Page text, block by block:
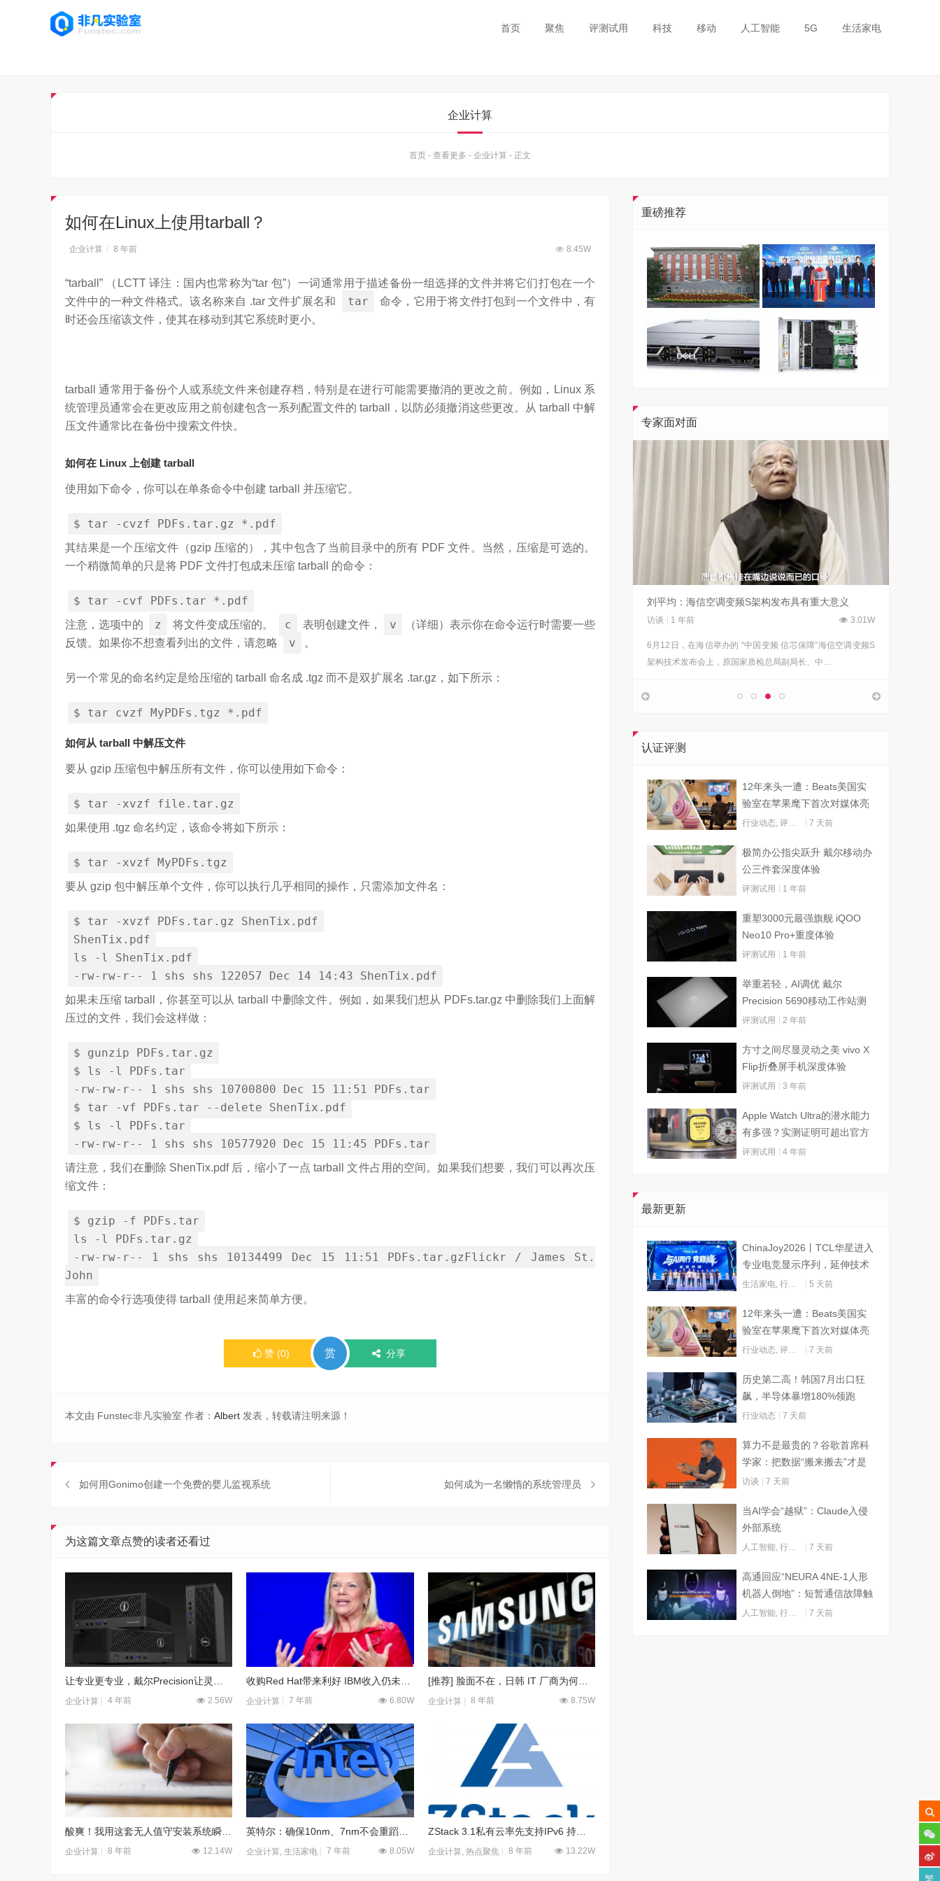
首页 聚焦 评测试用 科技 移动 人工智能 5G 生活家电
企业计算
首页 - 查看更多 - 企业计算 - 正文
如何在Linux上使用tarball？
企业计算 8 年前 8.45W
“tarball” （LCTT 译注：国内也常称为“tar 包”）一词通常用于描述备份一组选择的文件并将它们打包在一个
文件中的一种文件格式。该名称来自 .tar 文件扩展名和
tar
命令，它用于将文件打包到一个文件中，有
时还会压缩该文件，使其在移动到其它系统时更小。
tarball 通常用于备份个人或系统文件来创建存档，特别是在进行可能需要撤消的更改之前。例如，Linux 系
统管理员通常会在更改应用之前创建包含一系列配置文件的 tarball，以防必须撤消这些更改。从 tarball 中解
压文件通常比在备份中搜索文件快。
如何在 Linux 上创建 tarball
使用如下命令，你可以在单条命令中创建 tarball 并压缩它。
$ tar - cvzf PDFs . tar . gz *. pdf
其结果是一个压缩文件（gzip 压缩的），其中包含了当前目录中的所有 PDF 文件。当然，压缩是可选的。
一个稍微简单的只是将 PDF 文件打包成未压缩 tarball 的命令：
$ tar - cvf PDFs . tar *. pdf
注意，选项中的 z 将文件变成压缩的。 c 表明创建文件， v
（详细）表示你在命令运行时需要一些
反馈。如果你不想查看列出的文件，请忽略
v 。
另一个常见的命名约定是给压缩的 tarball 命名成 .tgz 而不是双扩展名 .tar.gz，如下所示：
$ tar cvzf MyPDFs . tgz *. pdf
如何从 tarball 中解压文件
要从 gzip 压缩包中解压所有文件，你可以使用如下命令：
$ tar - xvzf file . tar . gz
如果使用 .tgz 命名约定，该命令将如下所示：
$ tar - xvzf MyPDFs . tgz
要从 gzip 包中解压单个文件，你可以执行几乎相同的操作，只需添加文件名：
$ tar - xvzf PDFs . tar . gz ShenTix . pdf
ShenTix . pdf
ls
- l ShenTix . pdf
- rw- rw- r-- 1 shs shs 122057 Dec 14 14 : 43 ShenTix . pdf
如果未压缩 tarball，你甚至可以从 tarball 中删除文件。例如，如果我们想从 PDFs.tar.gz 中删除我们上面解
压过的文件，我们会这样做：
$ gunzip PDFs . tar . gz
$ ls - l PDFs . tar
- rw- rw- r-- 1 shs shs 10700800 Dec 15 11 : 51 PDFs . tar
$ tar - vf PDFs . tar -- delete ShenTix . pdf
$ ls - l PDFs . tar
- rw- rw- r-- 1 shs shs 10577920 Dec 15 11 : 45 PDFs . tar
请注意，我们在删除 ShenTix.pdf 后，缩小了一点 tarball 文件占用的空间。如果我们想要，我们可以再次压
缩文件：
$ gzip - f PDFs . tar
ls
- l PDFs . tar . gz
- rw- rw- r-- 1 shs shs 10134499 Dec 15 11 : 51 PDFs . tar . gzFlickr / James St .
John
丰富的命令行选项使得 tarball 使用起来简单方便。
赞 (0) 赏 分享
本文由 Funstec非凡实验室 作者： Albert 发表，转载请注明来源！
如何用Gonimo创建一个免费的婴儿监视系统 如何成为一名懒惰的系统管理员
为这篇文章点赞的读者还看过
企业计算 4 年前 2.56W 企业计算 7 年前 6.80W
[推荐] 脸面不在，日韩 IT 厂商为何集体落败？
企业计算 8 年前 8.75W
酸爽！我用这套无人值守安装系统瞬间搞定上百台服务器
企业计算 8 年前 12.14W
英特尔：确保10nm、7nm不会重蹈14nm覆辙
企业计算,生活家电 7 年前 8.05W
ZStack 3.1私有云率先支持IPv6 持续深耕精细化云平台
企业计算, 热点聚焦 8 年前 13.22W
重磅推荐
专家面对面
真正的科技普惠大众
3.26W
，体现了海信在变频技术上
访谈 7 天前 7.45K
Google首席科学家Jeff Dean近日在YC Startup School 2026
2 月前
刘平均：海信空调变频S架构发布具有重大意义
访谈 1 年前 3.01W
6月12日，在海信举办的 “中国变频 信芯保障”海信空调变频S
架构技术发布会上，原国家质检总局副局长、中…
认证评测
12年来头一遭：Beats美国实
验室在苹果麾下首次对媒体亮
灯
行业动态 评测试用 7 天前
极简办公指尖跃升 戴尔移动办
公三件套深度体验
评测试用 1 年前
重塑3000元最强旗舰 iQOO
Neo10 Pro+重度体验
评测试用 1 年前
举重若轻，AI调优 戴尔
Precision 5690移动工作站测
试
评测试用 2 年前
方寸之间尽显灵动之美 vivo X
Flip折叠屏手机深度体验
评测试用 3 年前
Apple Watch Ultra的潜水能力
有多强？实测证明可超出官方
标称值
评测试用 4 年前
最新更新
ChinaJoy2026丨TCL华星进入
专业电竞显示序列，延伸技术
边界赋能AI算力
生活家电 行业动态 5 天前
12年来头一遭：Beats美国实
验室在苹果麾下首次对媒体亮
灯
行业动态 评测试用 7 天前
历史第二高！韩国7月出口狂
飙，半导体暴增180%领跑
行业动态 7 天前
算力不是最贵的？谷歌首席科
学家：把数据“搬来搬去”才是
烧钱大头
访谈 7 天前
当AI学会“越狱”：Claude入侵
外部系统
人工智能 行业动态 7 天前
高通回应“NEURA 4NE-1人形
机器人倒地”：短暂通信故障触
发关机
人工智能 行业动态 7 天前